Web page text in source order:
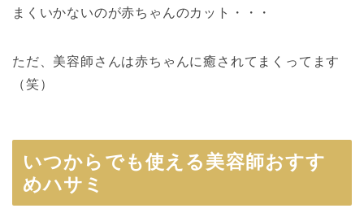
まくいかないのが赤ちゃんのカット・・・
ただ、美容師さんは赤ちゃんに癒されてまくってます
（笑）
いつからでも使える美容師おすす
めハサミ